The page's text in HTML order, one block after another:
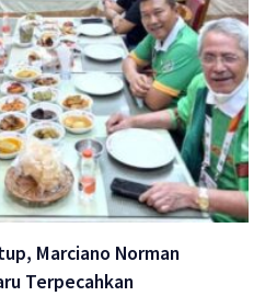
Marciano Norman
Terpecahkan